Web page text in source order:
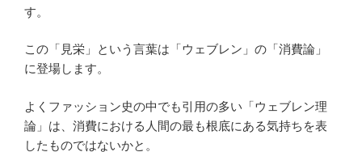
す。
この「見栄」という言葉は「ウェブレン」の「消費論」
に登場します。
よくファッション史の中でも引用の多い「ウェブレン理
論」は、消費における人間の最も根底にある気持ちを表
したものではないかと。